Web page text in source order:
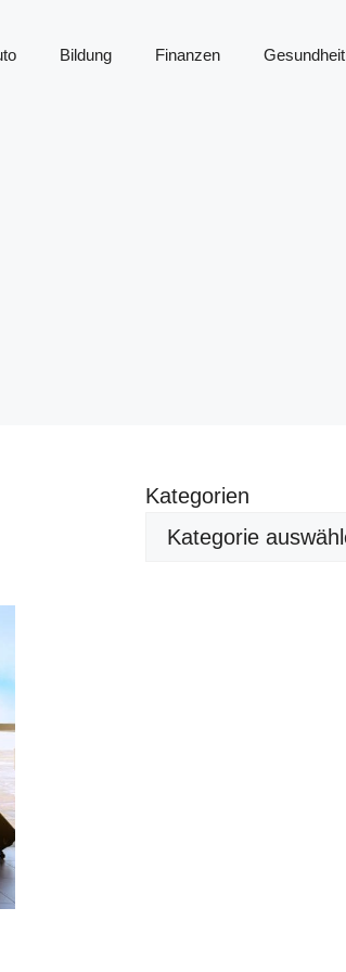
Bildung Finanzen Gesundheit
Kategorien